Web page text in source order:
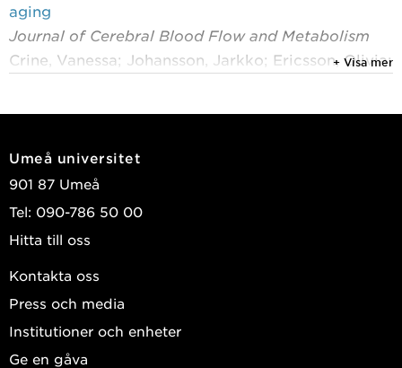
aging
Journal of Cerebral Blood Flow and Metabolism
Crine, Vanessa; Johansson, Jarkko; Ericsson, Olivia;
cognitive function: a pooled analysis of three
longitudinal population-based Swedish cohorts
Neurobiology of Aging
42-52
Korkki, Saana M.; Narbutas, Justinas; Salami,
2025
Cerebral small-vessel disease severity,
+ Visa mer
Umeå universitet
901 87 Umeå
Tel: 090-786 50 00
Hitta till oss
Kontakta oss
Press och media
Institutioner och enheter
Ge en gåva